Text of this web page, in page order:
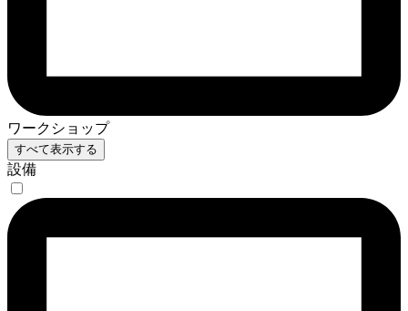
ワークショップ
すべて表示する
設備